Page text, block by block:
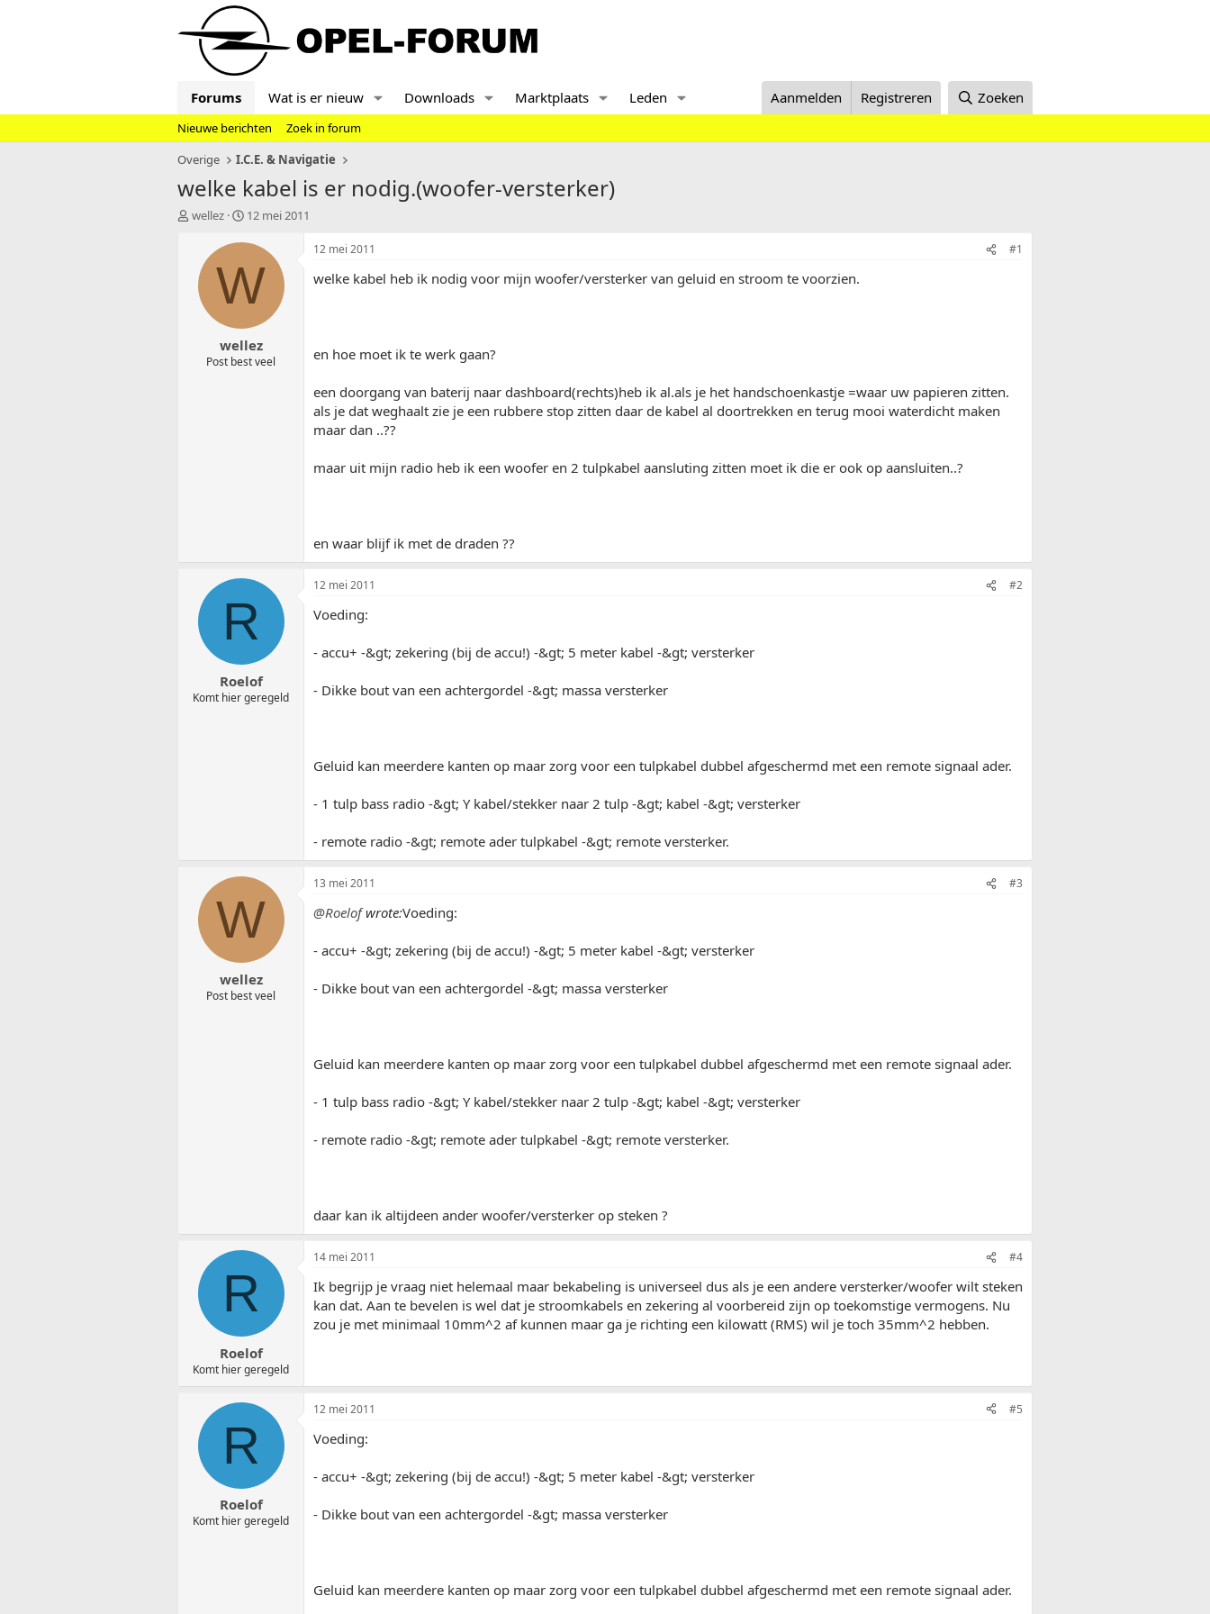
Forums Wat is er nieuw Downloads Marktplaats Leden Aanmelden Registreren Zoeken
Nieuwe berichten
Zoek in forum
Overige
I.C.E. & Navigatie
welke kabel is er nodig.(woofer-versterker)
T
wellez
S
a
t
d
t
u
m
12 mei 2011
W
wellez
Post best veel
12 mei 2011 #1
welke kabel heb ik nodig voor mijn woofer/versterker van geluid en stroom te voorzien.
en hoe moet ik te werk gaan?
een doorgang van baterij naar dashboard(rechts)heb ik al.als je het handschoenkastje =waar uw papieren zitten.
als je dat weghaalt zie je een rubbere stop zitten daar de kabel al doortrekken en terug mooi waterdicht maken
maar dan ..??
maar uit mijn radio heb ik een woofer en 2 tulpkabel aansluting zitten moet ik die er ook op aansluiten..?
en waar blijf ik met de draden ??
R
Roelof
Komt hier geregeld
12 mei 2011 #2
Voeding:
- accu+ -&gt; zekering (bij de accu!) -&gt; 5 meter kabel -&gt; versterker
- Dikke bout van een achtergordel -&gt; massa versterker
Geluid kan meerdere kanten op maar zorg voor een tulpkabel dubbel afgeschermd met een remote signaal ader.
- 1 tulp bass radio -&gt; Y kabel/stekker naar 2 tulp -&gt; kabel -&gt; versterker
- remote radio -&gt; remote ader tulpkabel -&gt; remote versterker.
W
wellez
Post best veel
13 mei 2011 #3
@Roelofwrote:Voeding:
- accu+ -&gt; zekering (bij de accu!) -&gt; 5 meter kabel -&gt; versterker
- Dikke bout van een achtergordel -&gt; massa versterker
Geluid kan meerdere kanten op maar zorg voor een tulpkabel dubbel afgeschermd met een remote signaal ader.
- 1 tulp bass radio -&gt; Y kabel/stekker naar 2 tulp -&gt; kabel -&gt; versterker
- remote radio -&gt; remote ader tulpkabel -&gt; remote versterker.
daar kan ik altijdeen ander woofer/versterker op steken ?
R
Roelof
Komt hier geregeld
14 mei 2011 #4
Ik begrijp je vraag niet helemaal maar bekabeling is universeel dus als je een andere versterker/woofer wilt steken
kan dat. Aan te bevelen is wel dat je stroomkabels en zekering al voorbereid zijn op toekomstige vermogens. Nu
zou je met minimaal 10mm^2 af kunnen maar ga je richting een kilowatt (RMS) wil je toch 35mm^2 hebben.
R
Roelof
Komt hier geregeld
12 mei 2011 #5
Voeding:
- accu+ -&gt; zekering (bij de accu!) -&gt; 5 meter kabel -&gt; versterker
- Dikke bout van een achtergordel -&gt; massa versterker
Geluid kan meerdere kanten op maar zorg voor een tulpkabel dubbel afgeschermd met een remote signaal ader.